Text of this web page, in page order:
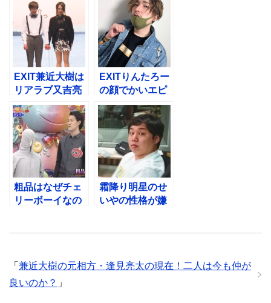
っちゃ面白い
ガチでサイコパ
スやん
EXIT兼近大樹は
リアラブ又吉亮
二！過去の恋愛
の傷を暴露しち
ゃう
EXITりんたろー
の顔でかいエピ
ソード７選！チ
ャラくて笑える
w
粗品はなぜチェ
リーボーイなの
霜降り明星のせ
いやの性格が嫌
「 兼近大樹の元相方・逢見亮太の現在！二人は今も仲が
良いのか？ 」